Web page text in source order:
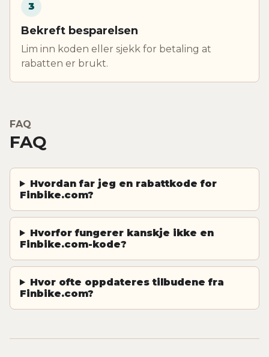
3
Bekreft besparelsen
Lim inn koden eller sjekk for betaling at
rabatten er brukt.
FAQ
FAQ
Hvordan far jeg en rabattkode for
Finbike.com?
Hvorfor fungerer kanskje ikke en
Finbike.com-kode?
Hvor ofte oppdateres tilbudene fra
Finbike.com?